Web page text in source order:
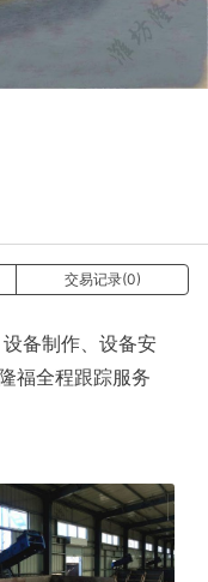
交易记录(0)
备制作、设备安
福全程跟踪服务